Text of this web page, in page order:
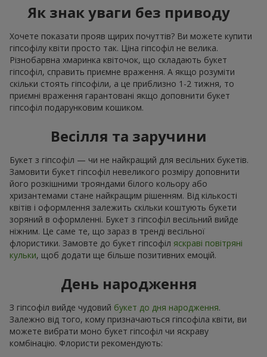
Як знак уваги без приводу
Хочете показати прояв щирих почуттів? Ви можете купити
гіпсофілу квіти просто так. Ціна гіпсофіл не велика.
Різнобарвна хмаринка квіточок, що складають букет
гіпсофіл, справить приємне враження. А якщо розуміти
скільки стоять гіпсофіли, а це приблизно 1-2 тижня, то
приємні враження гарантовані якщо доповнити букет
гіпсофіл подарунковим кошиком.
Весілля та заручини
Букет з гіпсофіл — чи не найкращий для весільних букетів.
Замовити букет гіпсофіл невеликого розміру доповнити
його розкішними трояндами білого кольору або
хризантемами стане найкращим рішенням. Від кількості
квітів і оформлення залежить скільки коштують букети
зоряний в оформленні. Букет з гіпсофіл весільний вийде
ніжним. Це саме те, що зараз в тренді весільної
флористики. Замовте до букет гіпсофіл яскраві повітряні
кульки, щоб додати ще більше позитивних емоцій.
День народження
З гіпсофіл вийде чудовий букет до дня народження.
Залежно від того, кому призначаються гіпсофіла квіти, ви
можете вибрати моно букет гіпсофіл чи яскраву
комбінацію. Флористи рекомендують: